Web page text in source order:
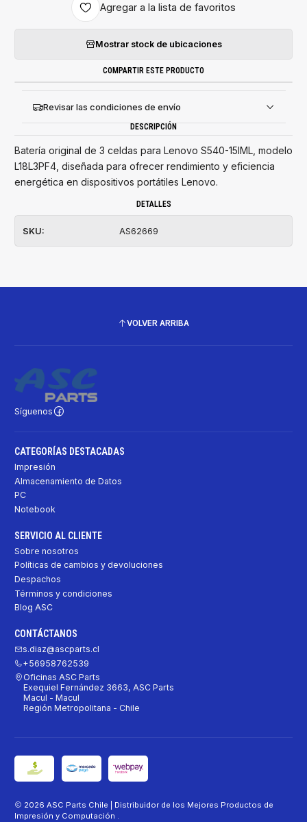
Agregar a la lista de favoritos
Mostrar stock de ubicaciones
COMPARTIR ESTE PRODUCTO
Revisar las condiciones de envío
DESCRIPCIÓN
Batería original de 3 celdas para Lenovo S540-15IML, modelo
L18L3PF4, diseñada para ofrecer rendimiento y eficiencia
energética en dispositivos portátiles Lenovo.
DETALLES
SKU: AS62669
VOLVER ARRIBA
Síguenos
CATEGORÍAS DESTACADAS
Impresión
Almacenamiento de Datos
PC
Notebook
SERVICIO AL CLIENTE
Sobre nosotros
Políticas de cambios y devoluciones
Despachos
Términos y condiciones
Blog ASC
CONTÁCTANOS
s.diaz@ascparts.cl
+56958762539
Oficinas ASC Parts
Exequiel Fernández 3663, ASC Parts
Macul - Macul
Región Metropolitana - Chile
2026 ASC Parts Chile | Distribuidor de los Mejores Productos de
Impresión y Computación .